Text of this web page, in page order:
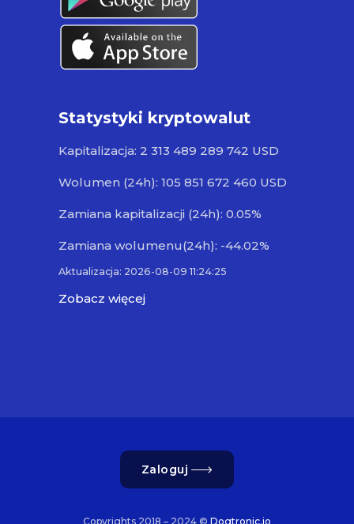
Statystyki kryptowalut
Kapitalizacja: 2 313 489 289 742 USD
Wolumen (24h): 105 851 672 460 USD
Zamiana kapitalizacji (24h): 0.05%
Zamiana wolumenu(24h): -44.02%
Aktualizacja: 2026-08-09 11:24:25
Zobacz więcej
Zaloguj
Copyrights 2018 – 2024 © Dogtronic.io